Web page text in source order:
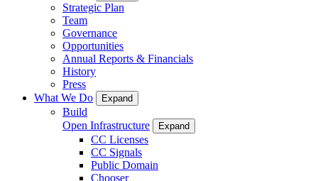
Strategic Plan
Team
Governance
Opportunities
Annual Reports & Financials
History
Press
What We Do
Expand
Build
Open Infrastructure
Expand
CC Licenses
CC Signals
Public Domain
Chooser